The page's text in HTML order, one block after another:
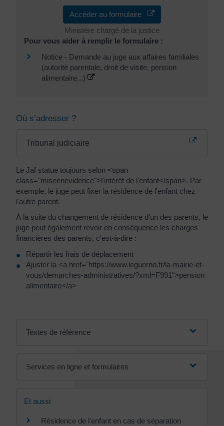
Accéder au formulaire
Ministère chargé de la justice
Pour vous aider à remplir le formulaire :
Notice - Demande au juge aux affaires familiales
(autorité parentale, droit de visite, pension
alimentaire...)
Où s’adresser ?
Tribunal judiciaire
Le Jaf statue toujours selon <span
class="miseenevidence">l'intérêt de l'enfant</span>. Par
exemple, le juge peut fixer la résidence de l'enfant chez
l'autre parent.
À la suite du changement de résidence d'un des parents, le
juge peut également revoir en conséquence les charges
financières des parents, c'est-à-dire :
Répartir les frais de déplacement
Ajuster la <a href="https://www.leguerno.fr/la-mairie-et-
vous/demarches-administratives/?xml=F991">pension
alimentaire</a>
Textes de référence
Services en ligne et formulaires
Et aussi
Résidence de l'enfant en cas de séparation